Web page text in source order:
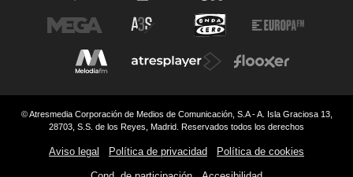
© Atresmedia Corporación de Medios de Comunicación, S.A - A. Isla Graciosa 13,
28703, S.S. de los Reyes, Madrid. Reservados todos los derechos
Aviso legal Política de privacidad Política de cookies